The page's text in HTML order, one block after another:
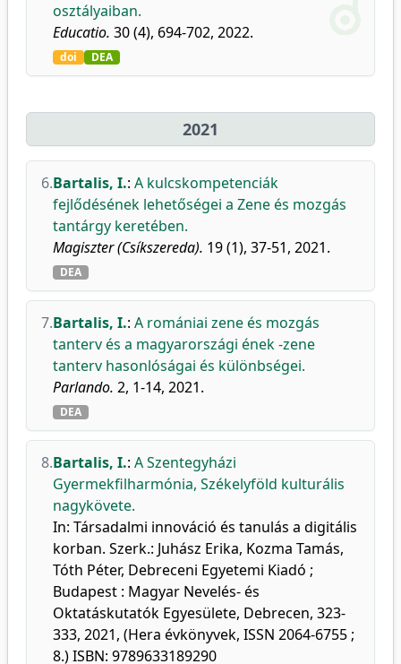
osztályaiban.
Educatio. 30 (4), 694-702, 2022.
doi DEA
2021
6.Bartalis, I.: A kulcskompetenciák
fejlődésének lehetőségei a Zene és mozgás
tantárgy keretében.
Magiszter (Csíkszereda). 19 (1), 37-51, 2021.
DEA
7.Bartalis, I.: A romániai zene és mozgás
tanterv és a magyarországi ének -zene
tanterv hasonlóságai és különbségei.
Parlando. 2, 1-14, 2021.
DEA
8.Bartalis, I.: A Szentegyházi
Gyermekfilharmónia, Székelyföld kulturális
nagykövete.
In: Társadalmi innováció és tanulás a digitális
korban. Szerk.: Juhász Erika, Kozma Tamás,
Tóth Péter, Debreceni Egyetemi Kiadó ;
Budapest : Magyar Nevelés- és
Oktatáskutatók Egyesülete, Debrecen, 323-
333, 2021, (Hera évkönyvek, ISSN 2064-6755 ;
8.) ISBN: 9789633189290